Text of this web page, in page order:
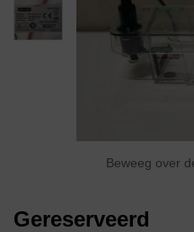
Beweeg over
Gereserveerd